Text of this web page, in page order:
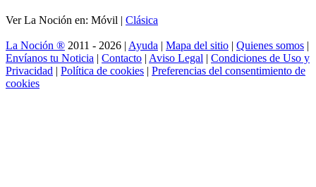
Ver La Noción en: Móvil | Clásica
La Noción ® 2011 - 2026 | Ayuda | Mapa del sitio | Quienes somos |
Envíanos tu Noticia | Contacto | Aviso Legal | Condiciones de Uso y
Privacidad | Política de cookies | Preferencias del consentimiento de
cookies